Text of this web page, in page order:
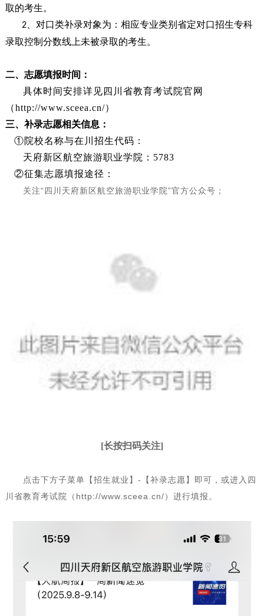
取的考生。
2、 对口类补录对象为：相应专业类别省定对口招生专科
录取控制分数线上未被录取的考生。
二、 志愿填报时间 ：
具体时间安排详见四川省教育考试院官网
（http://www.sceea.cn/）
三、补录志愿相关信息：
①院校名称与在川招生代码：
天府新区航空旅游职业学院：5783
②征集志愿填报途径：
关注“四川天府新区航空旅游职业学院”官方公众号；
[长按扫码关注]
点击下方子菜单【招生就业】-【补录志愿】即可，或进入四
川省教育考试院（http://www.sceea.cn/）进行填报。